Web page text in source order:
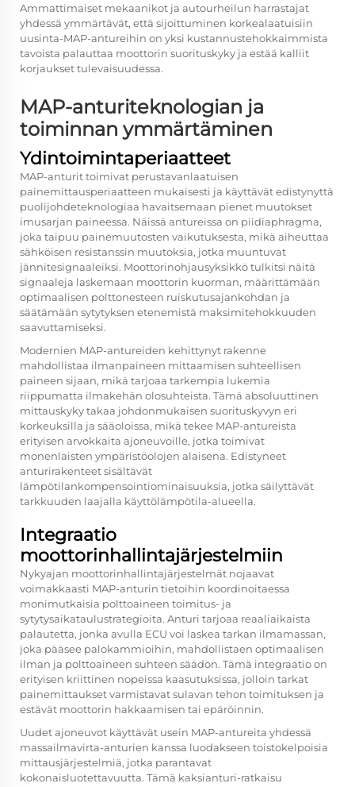
Ammattimaiset mekaanikot ja autourheilun harrastajat
yhdessä ymmärtävät, että sijoittuminen korkealaatuisiin
uusinta-MAP-antureihin on yksi kustannustehokkaimmista
tavoista palauttaa moottorin suorituskyky ja estää kalliit
korjaukset tulevaisuudessa.
MAP-anturiteknologian ja
toiminnan ymmärtäminen
Ydintoimintaperiaatteet
MAP-anturit toimivat perustavanlaatuisen
painemittausperiaatteen mukaisesti ja käyttävät edistynyttä
puolijohdeteknologiaa havaitsemaan pienet muutokset
imusarjan paineessa. Näissä antureissa on piidiaphragma,
joka taipuu painemuutosten vaikutuksesta, mikä aiheuttaa
sähköisen resistanssin muutoksia, jotka muuntuvat
jännitesignaaleiksi. Moottorinohjausyksikkö tulkitsi näitä
signaaleja laskemaan moottorin kuorman, määrittämään
optimaalisen polttonesteen ruiskutusajankohdan ja
säätämään sytytyksen etenemistä maksimitehokkuuden
saavuttamiseksi.
Modernien MAP-antureiden kehittynyt rakenne
mahdollistaa ilmanpaineen mittaamisen suhteellisen
paineen sijaan, mikä tarjoaa tarkempia lukemia
riippumatta ilmakehän olosuhteista. Tämä absoluuttinen
mittauskyky takaa johdonmukaisen suorituskyvyn eri
korkeuksilla ja sääoloissa, mikä tekee MAP-antureista
erityisen arvokkaita ajoneuvoille, jotka toimivat
monenlaisten ympäristöolojen alaisena. Edistyneet
anturirakenteet sisältävät
lämpötilankompensointiominaisuuksia, jotka säilyttävät
tarkkuuden laajalla käyttölämpötila-alueella.
Integraatio
moottorinhallintajärjestelmiin
Nykyajan moottorinhallintajärjestelmät nojaavat
voimakkaasti MAP-anturin tietoihin koordinoitaessa
monimutkaisia polttoaineen toimitus- ja
sytytysaikataulustrategioita. Anturi tarjoaa reaaliaikaista
palautetta, jonka avulla ECU voi laskea tarkan ilmamassan,
joka pääsee palokammioihin, mahdollistaen optimaalisen
ilman ja polttoaineen suhteen säädön. Tämä integraatio on
erityisen kriittinen nopeissa kaasutuksissa, jolloin tarkat
painemittaukset varmistavat sulavan tehon toimituksen ja
estävät moottorin hakkaamisen tai epäröinnin.
Uudet ajoneuvot käyttävät usein MAP-antureita yhdessä
massailmavirta-anturien kanssa luodakseen toistokelpoisia
mittausjärjestelmiä, jotka parantavat
kokonaisluotettavuutta. Tämä kaksianturi-ratkaisu